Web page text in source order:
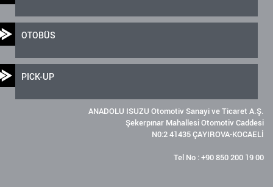
OTOBÜS
PICK-UP
ANADOLU ISUZU Otomotiv Sanayi ve Ticaret A.Ş.
Şekerpınar Mahallesi Otomotiv Caddesi
N0:2 41435 ÇAYIROVA-KOCAELİ
Tel No : +90 850 200 19 00